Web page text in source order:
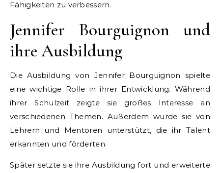
Fähigkeiten zu verbessern.
Jennifer Bourguignon und
ihre Ausbildung
Die Ausbildung von Jennifer Bourguignon spielte
eine wichtige Rolle in ihrer Entwicklung. Während
ihrer Schulzeit zeigte sie großes Interesse an
verschiedenen Themen. Außerdem wurde sie von
Lehrern und Mentoren unterstützt, die ihr Talent
erkannten und förderten.
Später setzte sie ihre Ausbildung fort und erweiterte